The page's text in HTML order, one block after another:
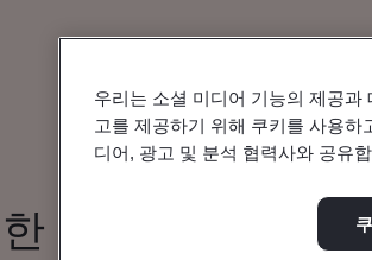
팜유는 지구와
우리는 소셜 미디어 기능의 제공
고를 제공하기 위해 쿠키를 사용
디어, 광고 및 분석 협력사와 공유